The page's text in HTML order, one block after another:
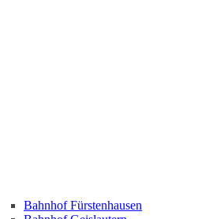
Bahnhof Fürstenhausen